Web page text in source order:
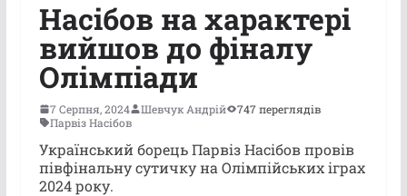
Насібов на характері
вийшов до фіналу
Олімпіади
7 Серпня, 2024 Шевчук Андрій
747 переглядів
Парвіз Насібов
Український борець Парвіз Насібов провів
півфінальну сутичку на Олімпійських іграх
2024 року.